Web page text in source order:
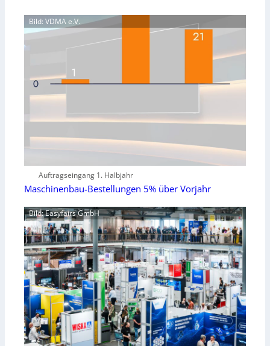
Bild: VDMA e.V.
Auftragseingang 1. Halbjahr
Maschinenbau-Bestellungen 5% über Vorjahr
Bild: Easyfairs GmbH